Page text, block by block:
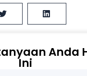
Anda
Ini